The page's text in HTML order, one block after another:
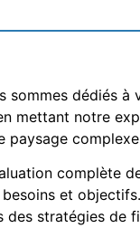
sommes dédiés
mettant notre
paysage
complète
et
stratégies de